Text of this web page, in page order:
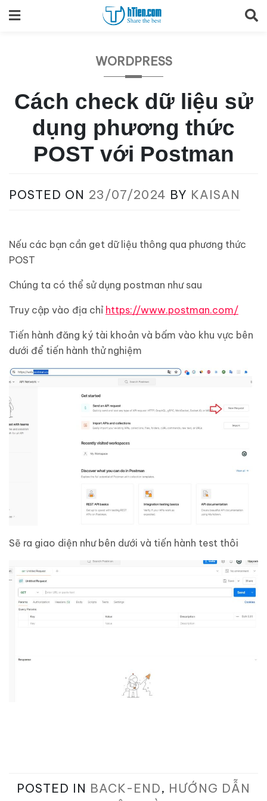
to
WORDPRESS
Cách check dữ liệu sử
dụng phương thức
POST với Postman
POSTED ON 23/07/2024 BY KAISAN
Nếu các bạn cần get dữ liệu thông qua phương thức
POST
Chúng ta có thể sử dụng postman như sau
Truy cập vào địa chỉ https://www.postman.com/
Tiến hành đăng ký tài khoản và bấm vào khu vực bên
dưới để tiến hành thử nghiệm
Sẽ ra giao diện như bên dưới và tiến hành test thôi
POSTED IN BACK-END, HƯỚNG DẪN